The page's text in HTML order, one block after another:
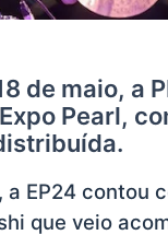
de maio, a
Pearl,
EP24 contou
que veio